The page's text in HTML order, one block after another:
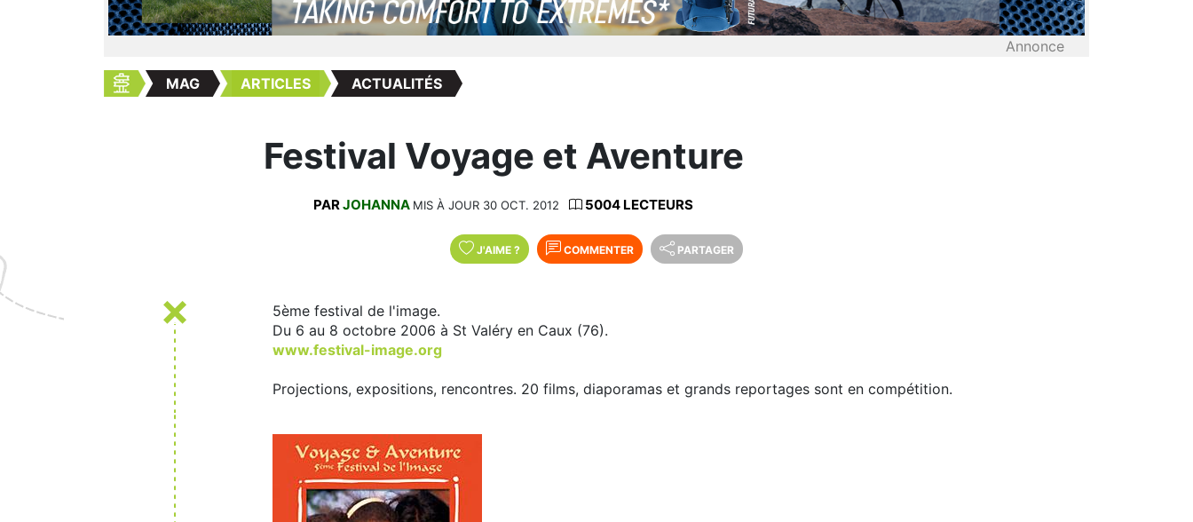
Annonce
MAG ARTICLES ACTUALITÉS
Festival Voyage et Aventure
PARJOHANNA MIS À JOUR 30 OCT. 2012 5004 LECTEURS
J'AIME ? COMMENTER PARTAGER
5ème festival de l'image.
Du 6 au 8 octobre 2006 à St Valéry en Caux (76).
www.festival-image.org
Projections, expositions, rencontres. 20 films, diaporamas et grands reportages sont en compétition.